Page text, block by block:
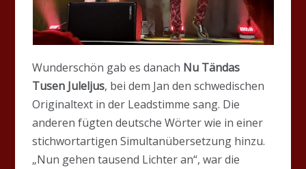
Wunderschön gab es danach Nu Tändas
Tusen Juleljus, bei dem Jan den schwedischen
Originaltext in der Leadstimme sang. Die
anderen fügten deutsche Wörter wie in einer
stichwortartigen Simultanübersetzung hinzu.
„Nun gehen tausend Lichter an“, war die